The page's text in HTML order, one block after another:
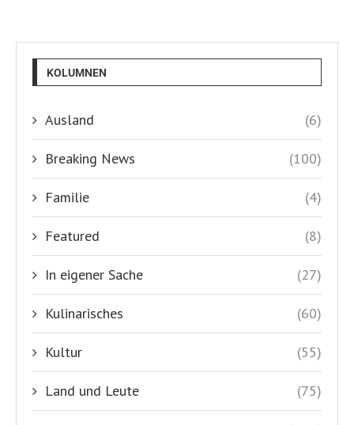
KOLUMNEN
Ausland (6)
Breaking News (100)
Familie (4)
Featured (8)
In eigener Sache (27)
Kulinarisches (60)
Kultur (55)
Land und Leute (75)